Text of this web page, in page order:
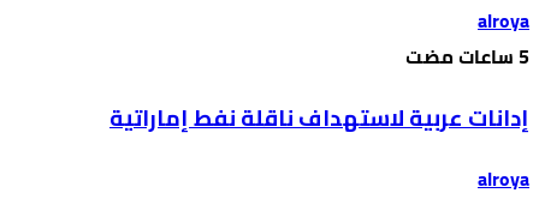
alroya
إدانات عربية لاستهداف ناقلة نفط إماراتية
alroya